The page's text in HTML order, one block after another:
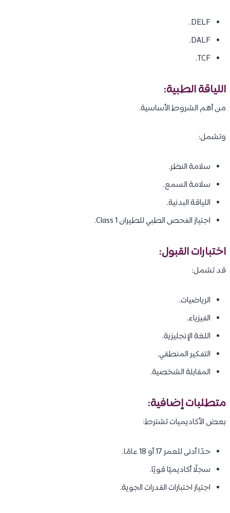
DELF.
DALF.
TCF.
اللياقة الطبية:
من أهم الشروط الأساسية.
وتشمل:
سلامة النظر.
سلامة السمع.
اللياقة البدنية.
اجتياز الفحص الطبي للطيران Class 1.
اختبارات القبول:
قد تشمل:
الرياضيات.
الفيزياء.
اللغة الإنجليزية.
التفكير المنطقي.
المقابلة الشخصية.
متطلبات إضافية:
بعض الأكاديميات تشترط:
حدًا أدنى للعمر 17 أو 18 عامًا.
سجلًا أكاديميًا قويًا.
اجتياز اختبارات القدرات الجوية.